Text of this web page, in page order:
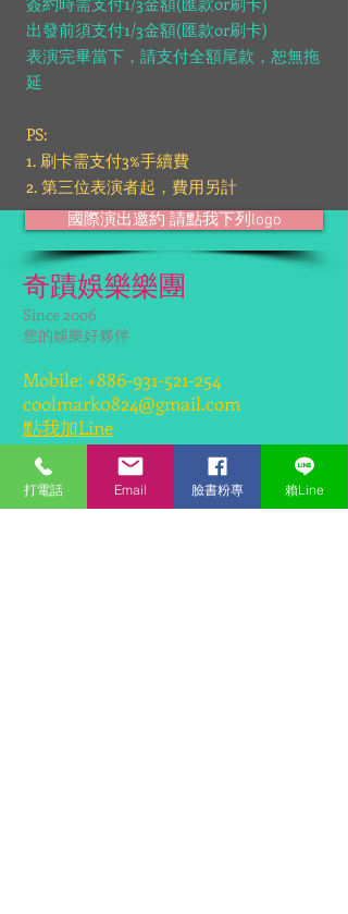
出發前須支付1/3金額(匯款or刷卡)
表演完畢當下，請支付全額尾款，恕無拖
延
PS:
1. 刷卡需支付3%手續費
2. 第三位表演者起，費用另計
國際演出邀約 請點我下列logo
奇蹟娛樂樂團
Since 2006
您的娛樂好夥伴
Mobile: +886-931-521-254
coolmark0824@gmail.com
點我加Line
經濟部智慧財產局商標審定編號01478116
『奇蹟』營業項目如下：
打電話 Email 臉書粉專 賴Line